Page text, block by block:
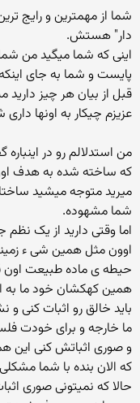
شما از مهمترین و رایج
دار" هستش.
اینی که شما میگید من
پایست و شما به جای اینکه
قبل از بیان هر چیز دارید
عزیزم چیکار به اونها
من استدلالم رو در
که ساخته شده به هدف
میرید متوجه میشید
شما مشهوده.
اما وقتی دارید از یک
اوون مثل همین شی ء
حیطه ی ماده طبیعت
همین کهکشان خود ما به
باید خالق رو اثبات کنی
ما خارجه و برای خودت
و صوری اثباتش کنی این
که الان بنده با شما
حالا که نمیتونی صوری